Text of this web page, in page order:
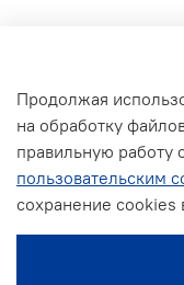
Публичная оферта
Согласие на
сайта
Политика
Условия обмена и
Продолжая
на обработку
правильную работу
пользовательским
сохранение cookies